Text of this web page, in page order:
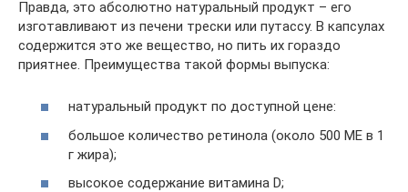
Правда, это абсолютно натуральный продукт – его
изготавливают из печени трески или путассу. В капсулах
содержится это же вещество, но пить их гораздо
приятнее. Преимущества такой формы выпуска:
натуральный продукт по доступной цене:
большое количество ретинола (около 500 МЕ в 1
г жира);
высокое содержание витамина D;